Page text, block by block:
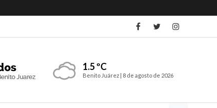
1.5 ºC
Benito Juárez | 8 de agosto de 2026